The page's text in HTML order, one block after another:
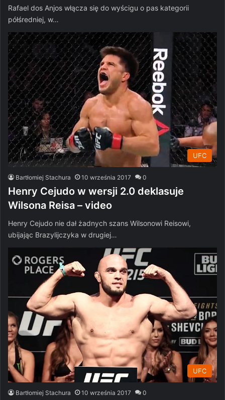
Rafael dos Anjos włącza się do wyścigu o pas kategorii
półśredniej, w…
UFC
Bartłomiej Stachura 10 września 2017 0
Henry Cejudo w wersji 2.0 deklasuje
Wilsona Reisa – video
Henry Cejudo nie dał żadnych szans Wilsonowi Reisowi,
ubijając Brazylijczyka w drugiej…
UFC
Bartłomiej Stachura 10 września 2017 0